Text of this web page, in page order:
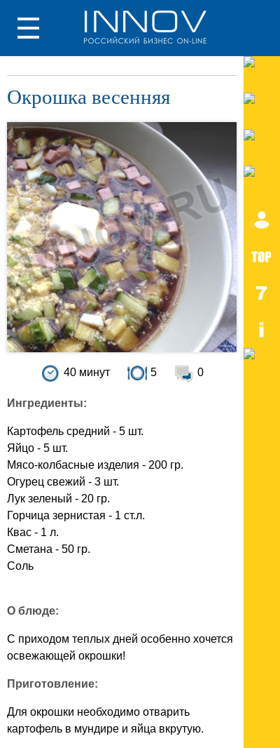
Окрошка весенняя
40 минут 5 0
Ингредиенты:
Картофель средний - 5 шт.
Яйцо - 5 шт.
Мясо-колбасные изделия - 200 гр.
Огурец свежий - 3 шт.
Лук зеленый - 20 гр.
Горчица зернистая - 1 ст.л.
Квас - 1 л.
Сметана - 50 гр.
Соль
О блюде:
С приходом теплых дней особенно хочется
освежающей окрошки!
Приготовление:
Для окрошки необходимо отварить
картофель в мундире и яйца вкрутую.